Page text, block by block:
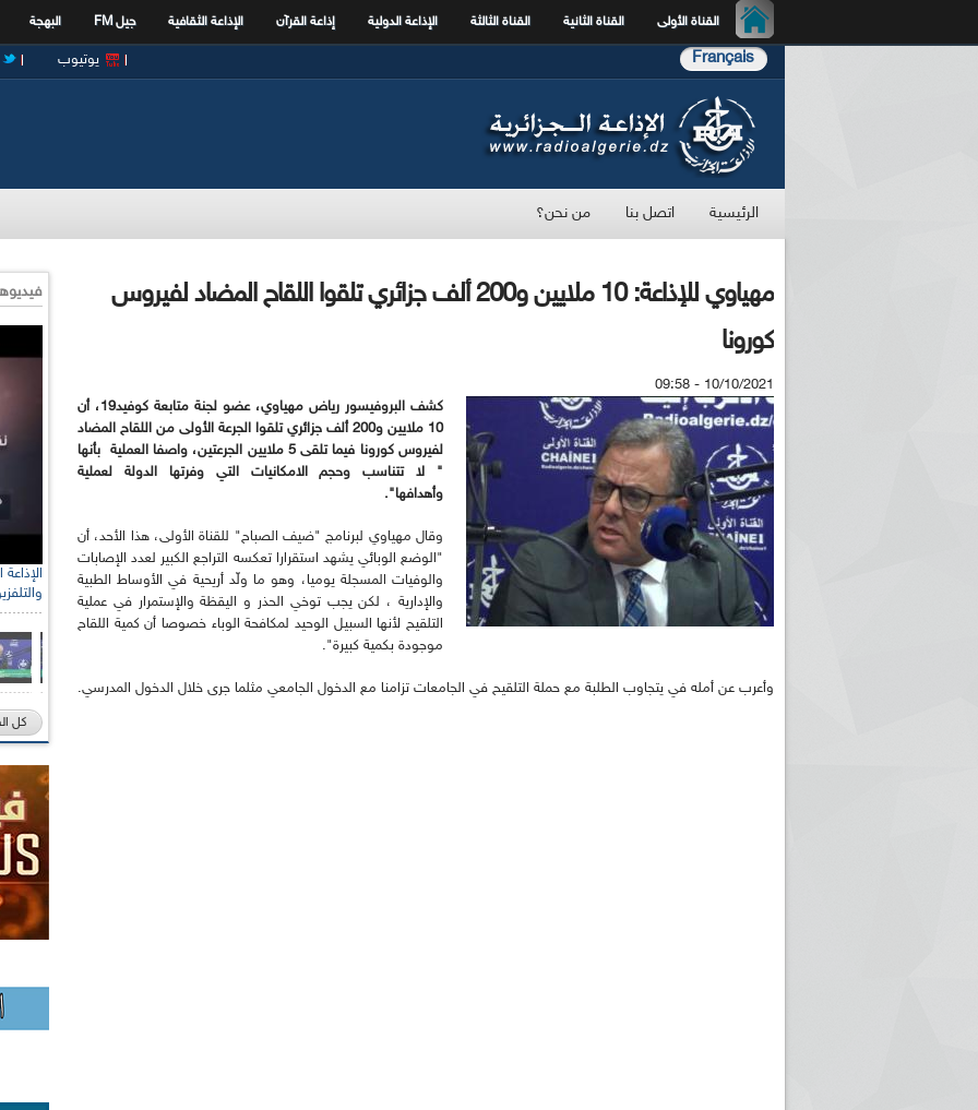
القناة الأولى القناة الثانية القناة الثالثة الإذاعة الدولية إذاعة القرآن الإذاعة الثقافية جيل FM البهجة
Français يوتيوب
الرئيسية اتصل بنا من نحن؟
مهياوي للإذاعة: 10 ملايين و200 ألف جزائري تلقوا اللقاح المضاد لفيروس
كورونا
10/10/2021 - 09:58
كشف البروفيسور رياض مهياوي، عضو لجنة متابعة كوفيد19، أن
10 ملايين و200 ألف جزائري تلقوا الجرعة الأولى من اللقاح المضاد
لفيروس كورونا فيما تلقى 5 ملايين الجرعتين، واصفا العملية بأنها
" لا تتناسب وحجم الامكانيات التي وفرتها الدولة لعملية
وأهدافها".
وقال مهياوي لبرنامج "ضيف الصباح" للقناة الأولى، هذا الأحد، أن
"الوضع الوبائي يشهد استقرارا تعكسه التراجع الكبير لعدد الإصابات
والوفيات المسجلة يوميا، وهو ما ولّد أريحية في الأوساط الطبية
والإدارية ، لكن يجب توخي الحذر و اليقظة والإستمرار في عملية
التلقيح لأنها السبيل الوحيد لمكافحة الوباء خصوصا أن كمية اللقاح
موجودة بكمية كبيرة".
وأعرب عن أمله في يتجاوب الطلبة مع حملة التلقيح في الجامعات تزامنا مع الدخول الجامعي مثلما جرى خلال الدخول المدرسي.
كل